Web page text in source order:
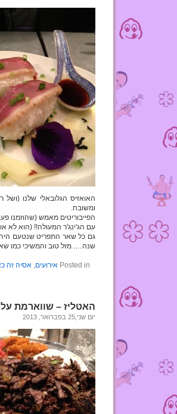
האואזיס הגלובאלי שלנו
ומשובח.
הפייבוריטים מאמש (שהוזמנו
עם הג'ינג'ר המעולה!! (הוא לא
גם כל שאר התפריט שנטעם
שנה…. מזל טוב והמשיכי כמו
Posted in אירועים, אסיה זה
האטליז – שווארמת על
יום שני,25 בפברואר, 2013